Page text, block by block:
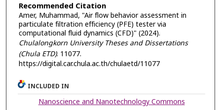
Recommended Citation
Amer, Muhammad, "Air flow behavior assessment in
particulate filtration efficiency (PFE) tester via
computational fluid dynamics (CFD)" (2024).
Chulalongkorn University Theses and Dissertations
(Chula ETD). 11077.
https://digital.car.chula.ac.th/chulaetd/11077
INCLUDED IN
Nanoscience and Nanotechnology Commons